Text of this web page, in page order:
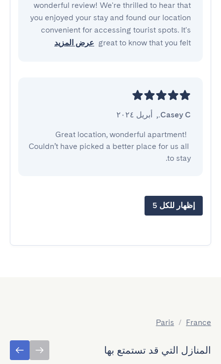
wonderful review! We're thrilled to hear that
you enjoyed your stay and found our location
convenient for accessing tourist spots. It's
great to know that you felt عرض المزيد
Casey C.
, أبريل ٢٠٢٤
Great location, wonderful apartment!
Couldn’t have picked a better place for us all
to stay.
إظهار للكل 5
France
/
Paris
المنازل التي قد تستمتع بها